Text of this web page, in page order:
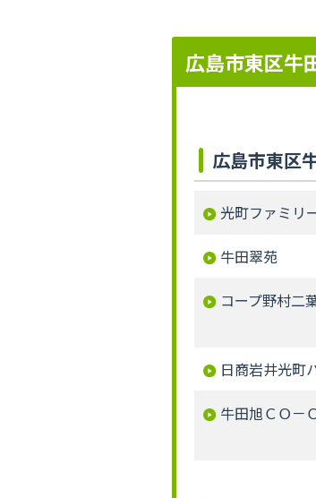
広島市東区牛
広島市東区
光町ファミリ
牛田翠苑
コープ野村二
日商岩井光町
牛田旭ＣＯ－